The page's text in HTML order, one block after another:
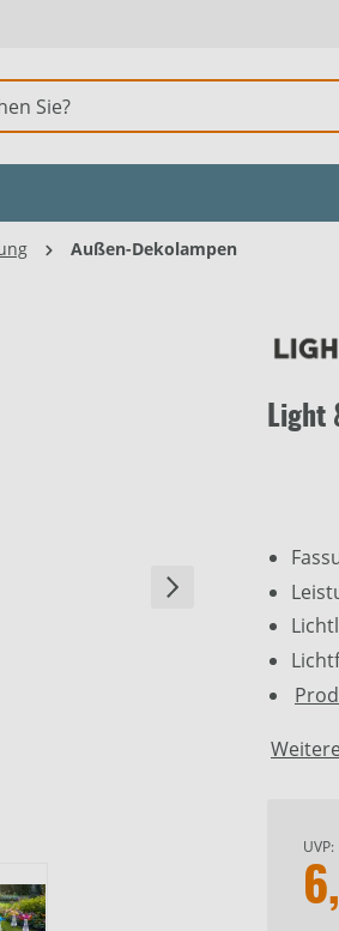
Außen-Dekolampen
Light
UVP: